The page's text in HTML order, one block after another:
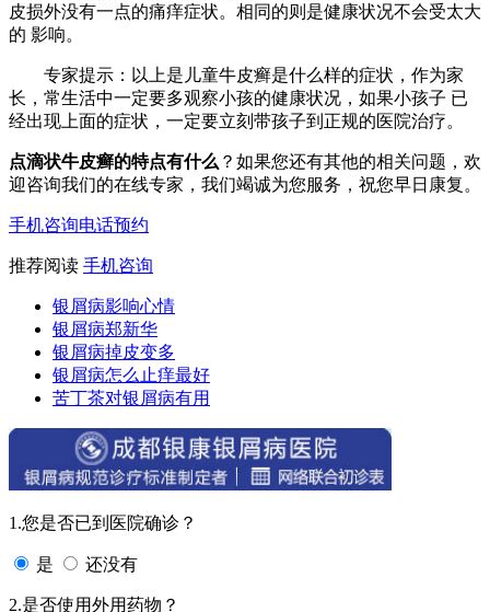
皮损外没有一点的痛痒症状。相同的则是健康状况不会受太大
的 影响。
专家提示：以上是儿童牛皮癣是什么样的症状，作为家
长，常生活中一定要多观察小孩的健康状况，如果小孩子 已
经出现上面的症状，一定要立刻带孩子到正规的医院治疗。
点滴状牛皮癣的特点有什么 ？如果您还有其他的相关问题，欢
迎咨询我们的在线专家，我们竭诚为您服务，祝您早日康复。
手机咨询电话预约
推荐阅读 手机咨询
银屑病影响心情
银屑病郑新华
银屑病掉皮变多
银屑病怎么止痒最好
苦丁茶对银屑病有用
1.您是否已到医院确诊？
是 还没有
2.是否使用外用药物？